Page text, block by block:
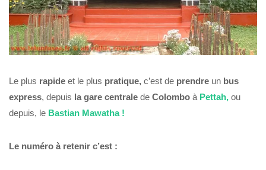
Le plus rapide et le plus pratique, c’est de prendre un bus
express, depuis la gare centrale de Colombo à Pettah, ou
depuis, le Bastian Mawatha !
Le numéro à retenir c’est :